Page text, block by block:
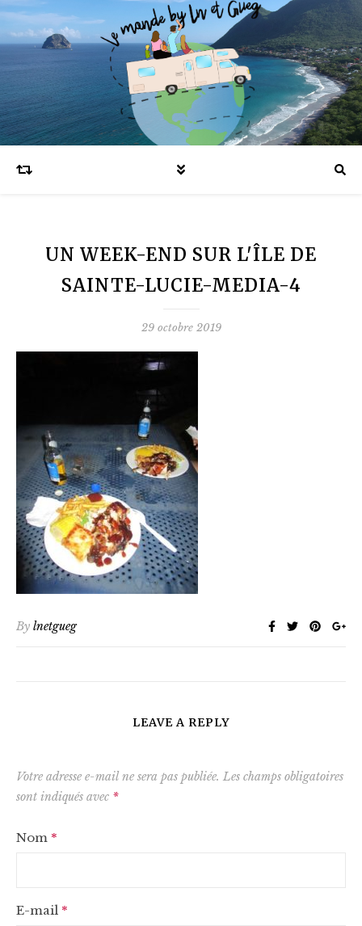
Blog voyages en famille et expatriation
UN WEEK-END SUR L'ÎLE DE
SAINTE-LUCIE-MEDIA-4
29 octobre 2019
By lnetgueg
LEAVE A REPLY
Votre adresse e-mail ne sera pas publiée. Les champs obligatoires
sont indiqués avec *
Nom *
E-mail *